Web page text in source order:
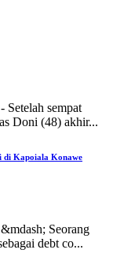
sempat
Doni (48) akhir...
di Kapoiala Konawe
Seorang
debt co...